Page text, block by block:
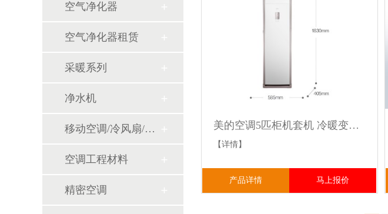
空气净化器
空气净化器租赁
采暖系列
净水机
移动空调/冷风扇/风幕机
空调工程材料
精密空调
美的空调5匹柜机套机 冷暖变频三级远距离送风低温制热高温制冷
【详情】
产品详情 马上报价